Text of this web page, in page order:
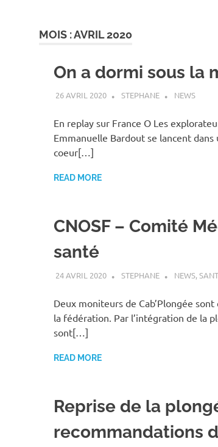
MOIS :AVRIL 2020
On a dormi sous la
26 AVRIL 2020 STEPHANE NEWS
En replay sur France O Les
Emmanuelle Bardout se lancent
coeur[…]
READ MORE
CNOSF – Comité
santé
24 AVRIL 2020 STEPHANE NEWS,
Deux moniteurs de Cab’Plongée
la fédération. Par l’intégration de la
sont[…]
READ MORE
Reprise de la
recommandations